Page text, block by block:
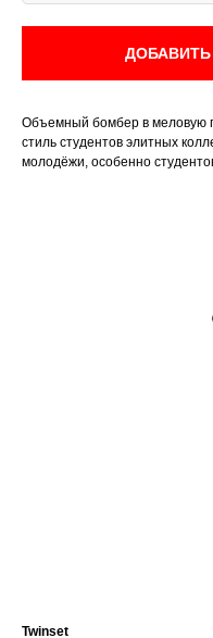
Объемный бомбер в меловую
стиль студентов элитных
молодёжи, особенно
Twinset